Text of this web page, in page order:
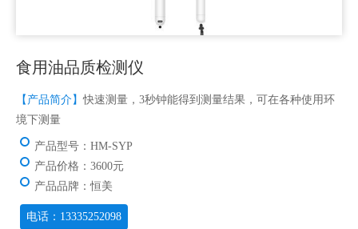
食用油品质检测仪
【产品简介】快速测量，3秒钟能得到测量结果，可在各种使用环
境下测量
产品型号：HM-SYP
产品价格：3600元
产品品牌：恒美
电话：13335252098